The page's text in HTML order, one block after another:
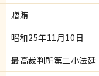
贈賄
昭和25年11月10日
最高裁判所第二小法廷